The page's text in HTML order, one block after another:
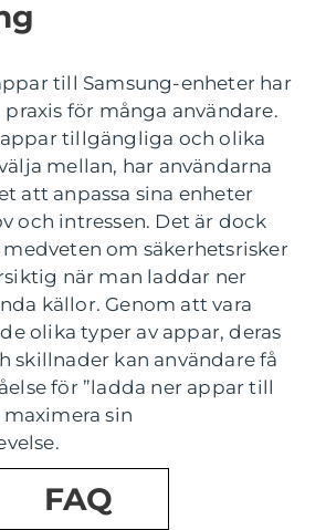
till Samsung-enheter har
för många användare.
tillgängliga och olika
mellan, har användarna
att anpassa sina enheter
och intressen. Det är dock
om säkerhetsrisker
när man laddar ner
källor. Genom att vara
olika typer av appar, deras
skillnader kan användare få
för ”ladda ner appar till
maximera sin
FAQ